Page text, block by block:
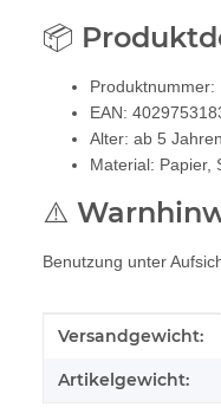
📦
Produktnummer:
EAN:
Alter: ab 5 Jahren
Material: Papier,
⚠️
Benutzung unter
Produkteigenschaft
Wert
Versandgewicht:
Artikelgewicht: